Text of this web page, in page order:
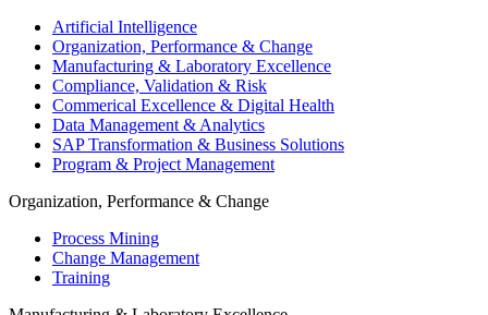
Artificial Intelligence
Organization, Performance & Change
Manufacturing & Laboratory Excellence
Compliance, Validation & Risk
Commerical Excellence & Digital Health
Data Management & Analytics
SAP Transformation & Business Solutions
Program & Project Management
Organization, Performance & Change
Process Mining
Change Management
Training